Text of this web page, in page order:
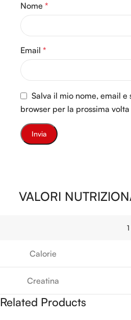
Nome *
Email *
Salva il mio nome, email e
browser per la prossima
VALORI
Calorie
Creatina
Related Products